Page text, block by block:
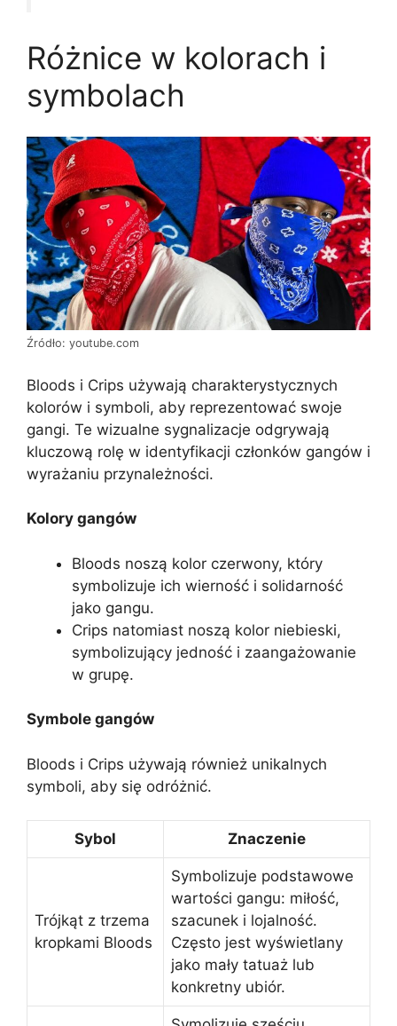
Różnice w kolorach i
symbolach
Źródło: youtube.com
Bloods i Crips używają charakterystycznych
kolorów i symboli, aby reprezentować swoje
gangi. Te wizualne sygnalizacje odgrywają
kluczową rolę w identyfikacji członków gangów i
wyrażaniu przynależności.
Kolory gangów
Bloods noszą kolor czerwony, który
symbolizuje ich wierność i solidarność
jako gangu.
Crips natomiast noszą kolor niebieski,
symbolizujący jedność i zaangażowanie
w grupę.
Symbole gangów
Bloods i Crips używają również unikalnych
symboli, aby się odróżnić.
Sybol Znaczenie
Trójkąt z trzema
kropkami Bloods
Symbolizuje podstawowe
wartości gangu: miłość,
szacunek i lojalność.
Często jest wyświetlany
jako mały tatuaż lub
konkretny ubiór.